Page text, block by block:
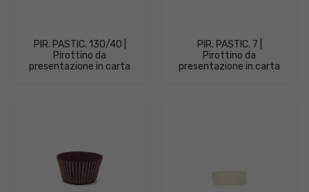
PIR. PASTIC. 130/40 |
Pirottino da
presentazione in carta
PIR. PASTIC. 7 |
Pirottino da
presentazione in carta